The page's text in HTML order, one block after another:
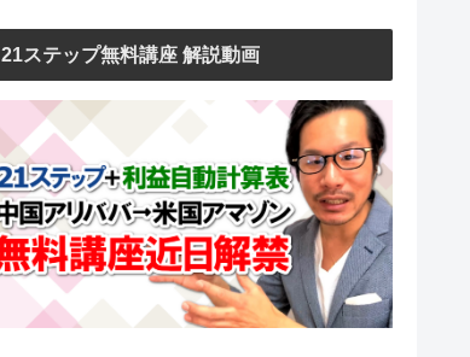
21ステップ無料講座 解説動画